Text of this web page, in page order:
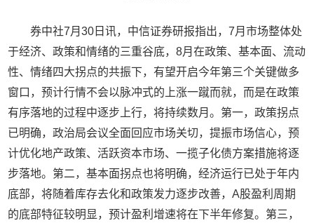
券中社7月30日讯，中信证券研报指出，7月市场整体处
于经济、政策和情绪的三重谷底，8月在政策、基本面、流动
性、情绪四大拐点的共振下，有望开启今年第三个关键做多
窗口，预计行情不会以脉冲式的上涨一蹴而就，而是在政策
有序落地的过程中逐步上行，将持续数月。第一，政策拐点
已明确，政治局会议全面回应市场关切，提振市场信心，预
计优化地产政策、活跃资本市场、一揽子化债方案措施将逐
步落地。第二，基本面拐点也将明确，经济运行已处于年内
底部，将随着库存去化和政策发力逐步改善，A股盈利周期
的底部特征较明显，预计盈利增速将在下半年修复。第三，